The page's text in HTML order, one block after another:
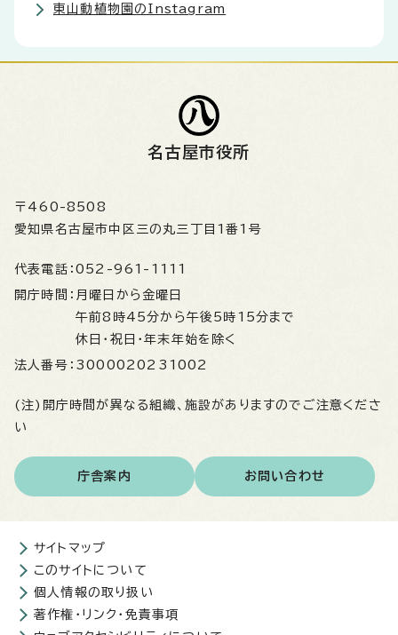
東山動植物園のInstagram
名古屋市役所
〒460-8508
愛知県名古屋市中区三の丸三丁目1番1号
代表電話： 052-961-1111
開庁時間： 月曜日から金曜日
午前8時45分から午後5時15分まで
休日・祝日・年末年始を除く
法人番号： 3000020231002
(注)開庁時間が異なる組織、施設がありますのでご注意くださ
い
庁舎案内 お問い合わせ
サイトマップ
このサイトについて
個人情報の取り扱い
著作権・リンク・免責事項